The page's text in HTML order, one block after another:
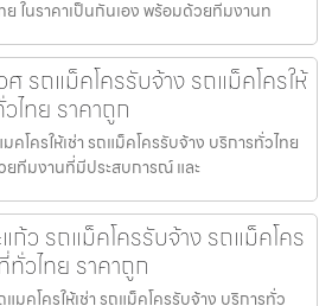
ย ในราคาเป็นกันเอง พร้อมด้วยทีมงานท
ศ รถแม็คโครรับจ้าง รถแม็คโครให้
ไทย ราคาถูก
คโครให้เช่า รถแม็คโครรับจ้าง บริการทั่วไทย
ยทีมงานที่มีประสบการณ์ และ
แก้ว รถแม็คโครรับจ้าง รถแม็คโคร
วไทย ราคาถูก
แมคโครให้เช่า รถแม็คโครรับจ้าง บริการทั่ว